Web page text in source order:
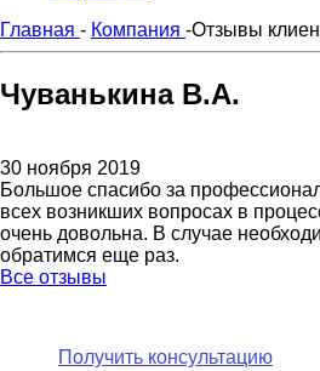
Главная - Компания -Отзывы
Чуванькина В.А.
30 ноября 2019
Большое спасибо за
всех возникших вопросах в
очень довольна. В случае
обратимся еще раз.
Все отзывы
Получить консультацию